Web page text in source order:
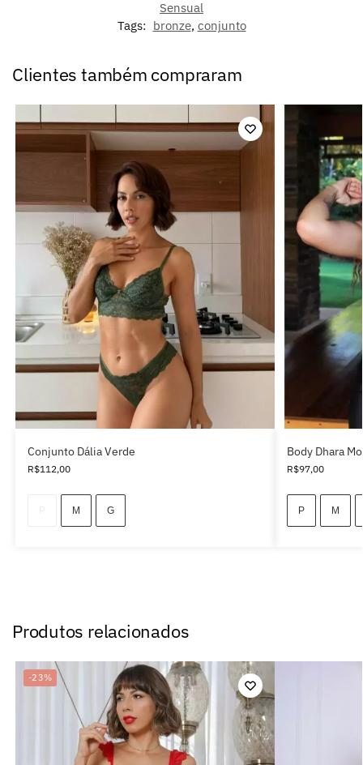
Sensual
Tags: bronze, conjunto
Clientes também compraram
Conjunto Dália Verde
R$112,00
M G
Body Dhara
R$97,00
P M
Produtos relacionados
-23%